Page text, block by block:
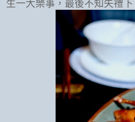
生一大樂事，最後不知失禮